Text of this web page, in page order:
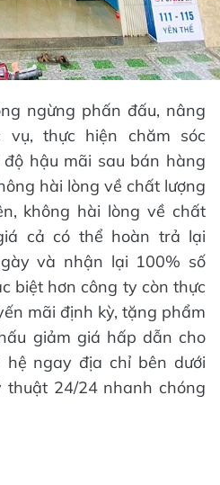
ngừng phấn đấu, nâng
vụ, thực hiện chăm sóc
hậu mãi sau bán hàng
hài lòng về chất lượng
không hài lòng về chất
cả có thể hoàn trả lại
và nhận lại 100% số
biệt hơn công ty còn thực
mãi định kỳ, tặng phẩm
giảm giá hấp dẫn cho
hệ ngay địa chỉ bên dưới
24/24 nhanh chóng